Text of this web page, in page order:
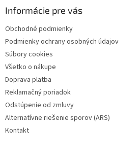
Informácie pre vás
Obchodné podmienky
Podmienky ochrany osobných údajov
Súbory cookies
Všetko o nákupe
Doprava platba
Reklamačný poriadok
Odstúpenie od zmluvy
Alternatívne riešenie sporov (ARS)
Kontakt